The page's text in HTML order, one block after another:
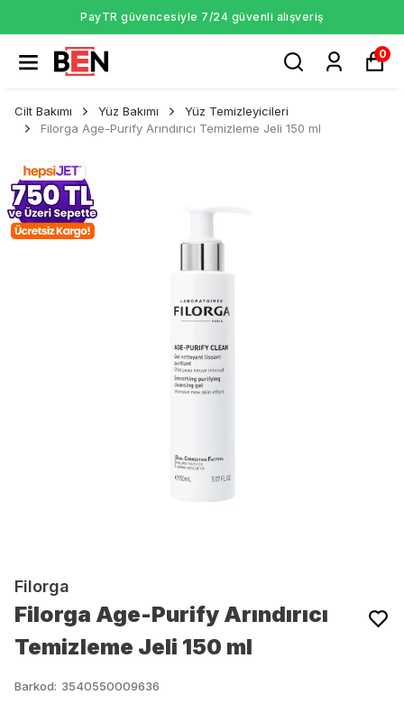
PayTR güvencesiyle 7/24 güvenli alışveriş
0
Cilt Bakımı Yüz Bakımı
Yüz Temizleyicileri
Filorga Age-Purify Arındırıcı Temizleme Jeli 150 ml
Filorga
Filorga Age-Purify Arındırıcı
Temizleme Jeli 150 ml
Barkod: 3540550009636